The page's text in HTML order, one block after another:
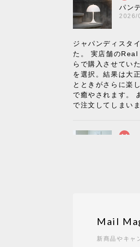
パン
2026/
ジャパンディスタ
た。 実店舗のReal
らで購入させてい
を選択。結果は大
とときがさらに楽
で癒やされます。
で注文してしまい
《レ
2026/
Mail
新商品やキャ